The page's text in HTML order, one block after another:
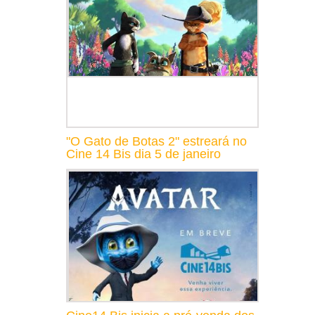
"O Gato de Botas 2" estreará no
Cine 14 Bis dia 5 de janeiro